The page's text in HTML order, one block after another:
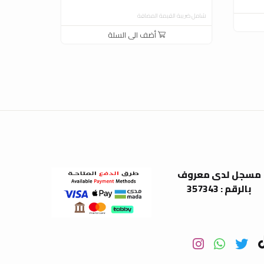
شامل ضريبة القيمة المضافة
أضف الى السلة
مسجل لدى معروف
بالرقم : 357343